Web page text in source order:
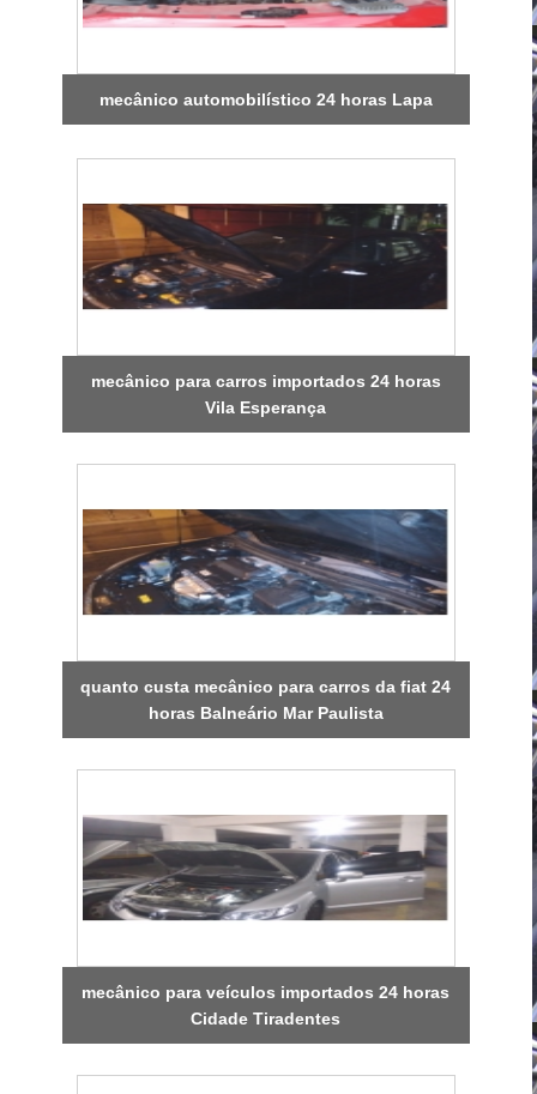
mecânico automobilístico 24 horas Lapa
mecânico para carros importados 24 horas
Vila Esperança
quanto custa mecânico para carros da fiat 24
horas Balneário Mar Paulista
mecânico para veículos importados 24 horas
Cidade Tiradentes